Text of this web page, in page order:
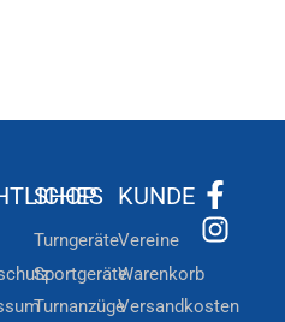
SHOP
Turngeräte
Sportgeräte
Turnanzüge
KUNDE
Vereine
Warenkorb
Versandkosten